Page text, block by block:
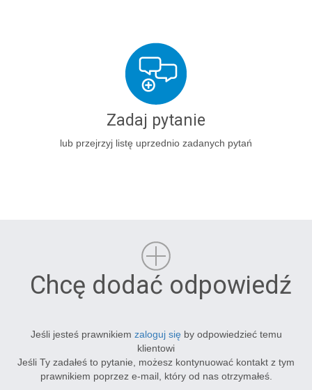
Zadaj pytanie
lub przejrzyj listę uprzednio zadanych pytań
Chcę dodać odpowiedź
Jeśli jesteś prawnikiem zaloguj się by odpowiedzieć temu
klientowi
Jeśli Ty zadałeś to pytanie, możesz kontynuować kontakt z tym
prawnikiem poprzez e-mail, który od nas otrzymałeś.